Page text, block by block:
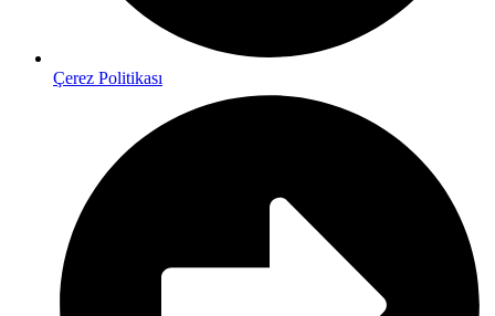
Çerez Politikası